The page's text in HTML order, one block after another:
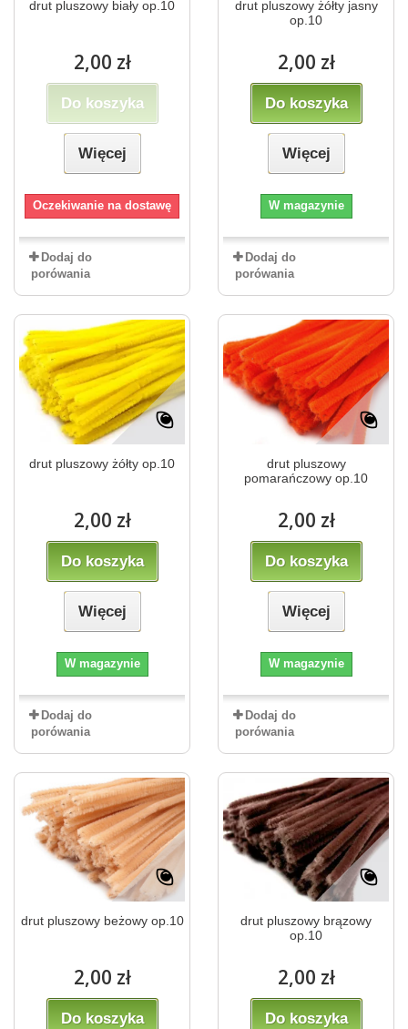
drut pluszowy biały op.10
2,00 zł
Do koszyka
Więcej
Oczekiwanie na dostawę
Dodaj do
porówania
drut pluszowy żółty jasny
op.10
2,00 zł
Do koszyka
Więcej
W magazynie
Dodaj do
porówania
drut pluszowy żółty op.10
2,00 zł
Do koszyka
Więcej
W magazynie
Dodaj do
porówania
drut pluszowy
pomarańczowy op.10
2,00 zł
Do koszyka
Więcej
W magazynie
Dodaj do
porówania
drut pluszowy beżowy op.10
2,00 zł
Do koszyka
drut pluszowy brązowy
op.10
2,00 zł
Do koszyka